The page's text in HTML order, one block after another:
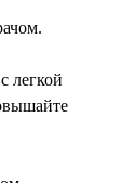
легкой